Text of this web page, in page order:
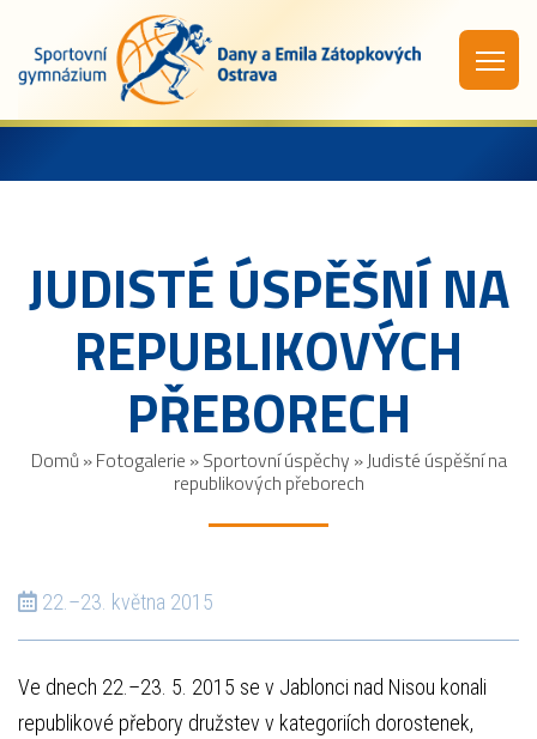
JUDISTÉ ÚSPĚŠNÍ NA
REPUBLIKOVÝCH
PŘEBORECH
Domů »Fotogalerie »Sportovní úspěchy »Judisté úspěšní na
republikových přeborech
22.–23. května 2015
Ve dnech 22.–23. 5. 2015 se v Jablonci nad Nisou konali
republikové přebory družstev v kategoriích dorostenek,